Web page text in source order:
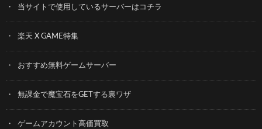
当サイトで使用しているサーバーはコチラ
楽天 X GAME特集
おすすめ無料ゲームサーバー
無課金で魔宝石をGETする裏ワザ
ゲームアカウント高価買取